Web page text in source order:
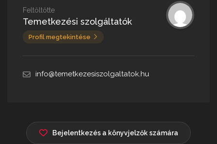
Feltöltötte
Temetkezési szolgáltatók
Profil megtekintése
info@temetkezesiszolgaltatok.hu
Bejelentkezés a könyvjelzők számára